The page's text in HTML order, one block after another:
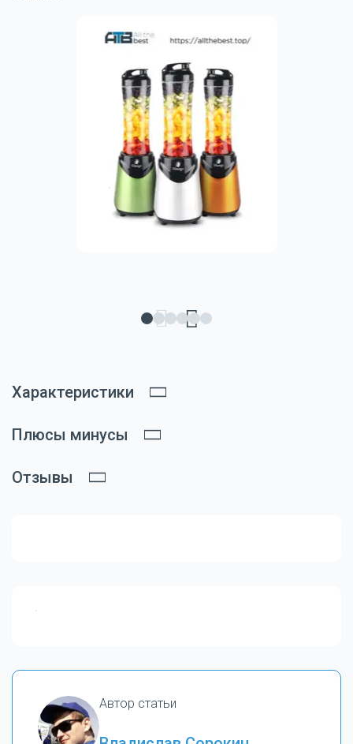
Характеристики
Плюсы минусы
Отзывы
Автор статьи